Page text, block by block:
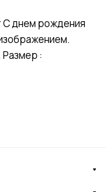
С днем рождения
: